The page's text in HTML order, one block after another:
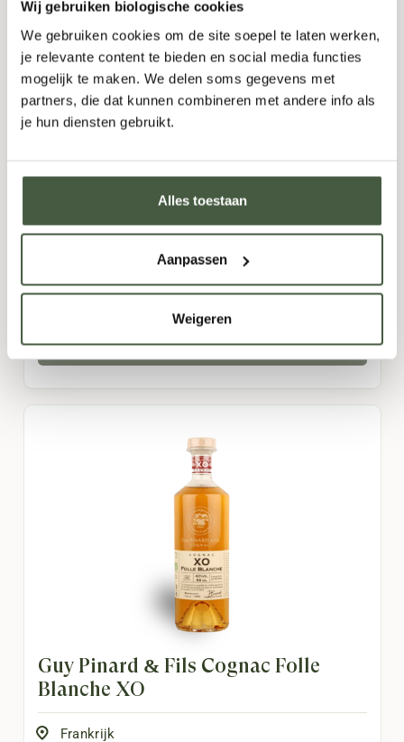
Wij gebruiken biologische cookies
We gebruiken cookies om de site soepel te laten werken,
je relevante content te bieden en social media functies
mogelijk te maken. We delen soms gegevens met
partners, die dat kunnen combineren met andere info als
je hun diensten gebruikt.
Alles toestaan
Aanpassen
Weigeren
Jean-Luc Pasquet L’Organic 07
Fruitig ,Hout,Kruidig
700ml
54,95
UITVERKOCHT
Guy Pinard & Fils Cognac Folle
Blanche XO
Frankrijk